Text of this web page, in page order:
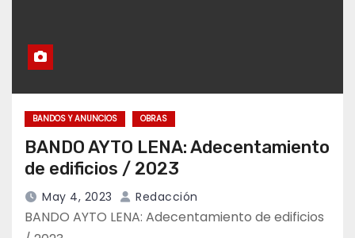
BANDOS Y ANUNCIOS OBRAS
BANDO AYTO LENA: Adecentamiento
de edificios / 2023
May 4, 2023 Redacción
BANDO AYTO LENA: Adecentamiento de edificios